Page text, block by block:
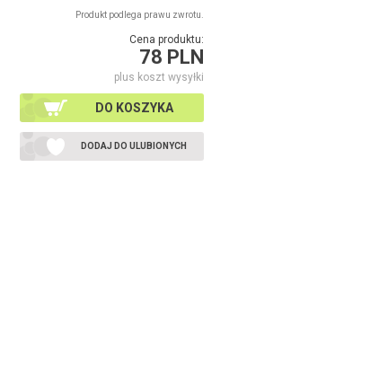
Produkt podlega prawu zwrotu.
Cena produktu:
78 PLN
plus koszt wysyłki
DO KOSZYKA
DODAJ DO ULUBIONYCH